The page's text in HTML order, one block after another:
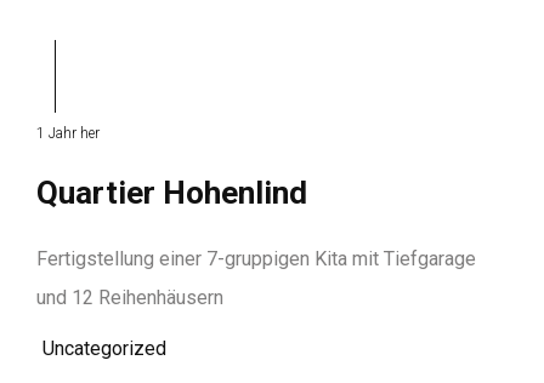
1 Jahr her
Quartier Hohenlind
Fertigstellung einer 7-gruppigen Kita mit Tiefgarage
und 12 Reihenhäusern
Uncategorized